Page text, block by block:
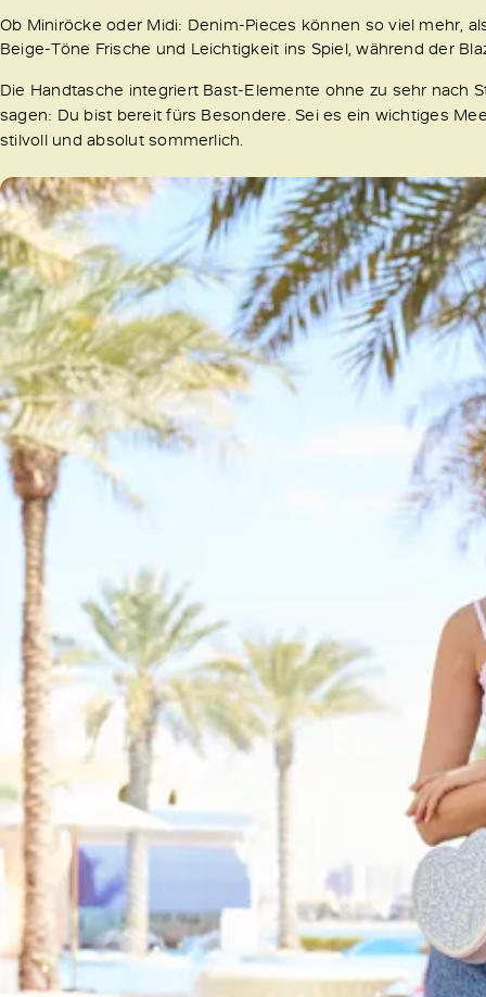
Ob Miniröcke oder Midi: Denim-Pieces können so viel mehr,
Beige-Töne Frische und Leichtigkeit ins Spiel, während der
Die Handtasche integriert Bast-Elemente ohne zu sehr nach
sagen: Du bist bereit fürs Besondere. Sei es ein wichtiges
stilvoll und absolut sommerlich.